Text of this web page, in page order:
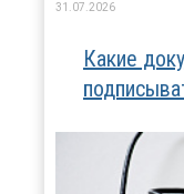
31.07.2026
Какие